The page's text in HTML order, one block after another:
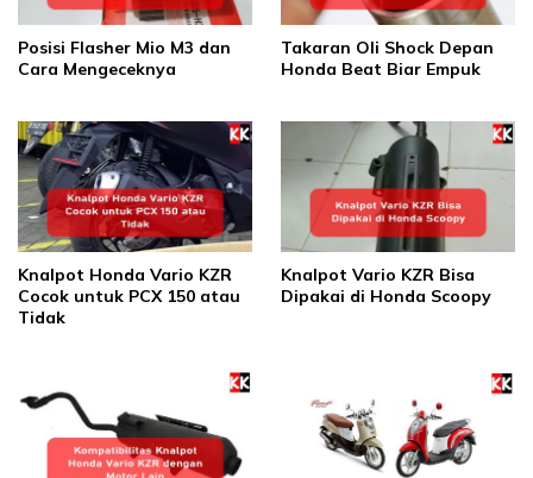
Posisi Flasher Mio M3 dan
Cara Mengeceknya
Takaran Oli Shock Depan
Honda Beat Biar Empuk
Knalpot Honda Vario KZR
Cocok untuk PCX 150 atau
Tidak
Knalpot Vario KZR Bisa
Dipakai di Honda Scoopy